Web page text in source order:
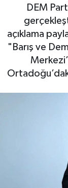
DEM
açıklama
"Barış ve
Asayiş
Magazin